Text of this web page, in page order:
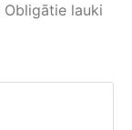
Obligātie lauki